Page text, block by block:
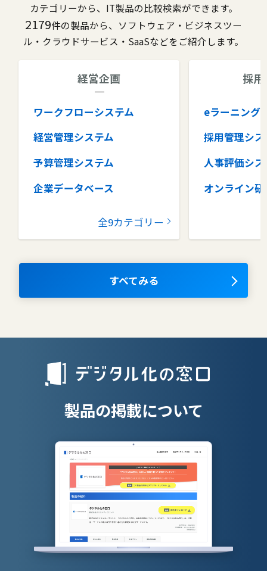
カテゴリーから、IT製品の比較検索ができます。
2179件の製品から、ソフトウェア・ビジネスツー
ル・クラウドサービス・SaaSなどをご紹介します。
経営企画
ワークフローシステム
経営管理システム
予算管理システム
企業データベース
コラボレーションツール
ナレッジマネジメントツール
全9カテゴリー
採
eラーニング
採用管理シス
人事評価シス
オンライン研
タレントマ
OKRツール
授業支援シス
すべてみる
製品の掲載について